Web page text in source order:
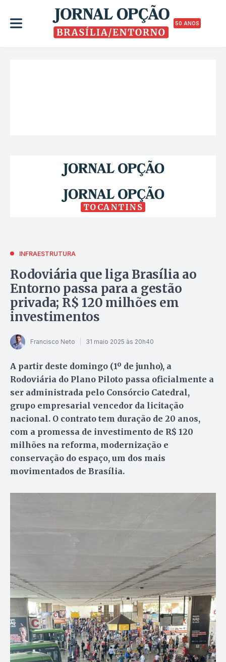
50 ANOS
TOCANTINS
INFRAESTRUTURA
Rodoviária que liga Brasília ao
Entorno passa para a gestão
privada; R$ 120 milhões em
investimentos
Francisco Neto 31 maio 2025 às 20h40
A partir deste domingo (1º de junho), a
Rodoviária do Plano Piloto passa oficialmente a
ser administrada pelo Consórcio Catedral,
grupo empresarial vencedor da licitação
nacional. O contrato tem duração de 20 anos,
com a promessa de investimento de R$ 120
milhões na reforma, modernização e
conservação do espaço, um dos mais
movimentados de Brasília.